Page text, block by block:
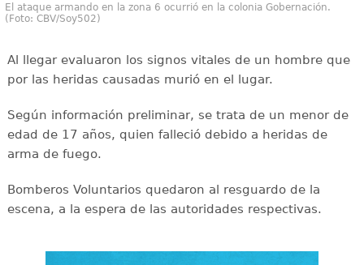
El ataque armando en la zona 6 ocurrió en la colonia Gobernación.
(Foto: CBV/Soy502)
Al llegar evaluaron los signos vitales de un hombre que
por las heridas causadas murió en el lugar.
Según información preliminar, se trata de un menor de
edad de 17 años, quien falleció debido a heridas de
arma de fuego.
Bomberos Voluntarios quedaron al resguardo de la
escena, a la espera de las autoridades respectivas.